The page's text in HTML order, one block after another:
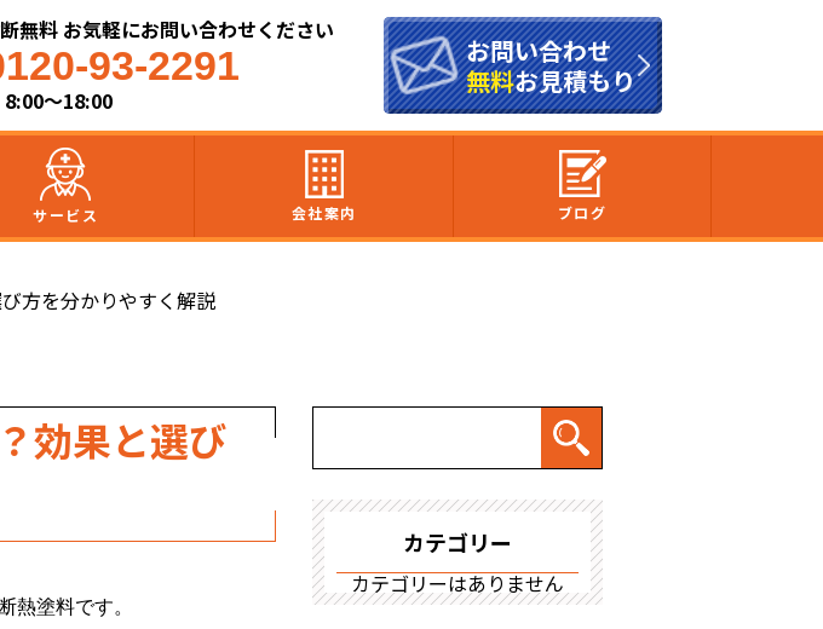
無料 お気軽にお問い合わせください
93-2291
～18:00
お問い合わせ
無料お見積もり
サービス 会社案内 ブログ
方を分かりやすく解説
効果と選び
熱塗料です。
カテゴリー
カテゴリーはありません